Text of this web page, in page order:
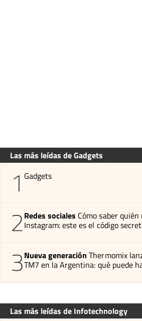
Las más leídas de Gadgets
1 Gadgets
2Redes sociales Cómo saber
Instagram: este es el código
3Nueva generación Thermomix
TM7 en la Argentina: qué puede
Las más leídas de Infotechnology